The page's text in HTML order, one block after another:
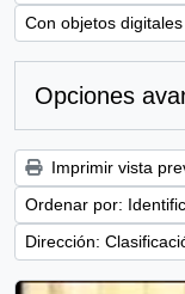
Remove filter:
Con objetos digitales
Opciones
Imprimir vista
Ordenar por:
Dirección: